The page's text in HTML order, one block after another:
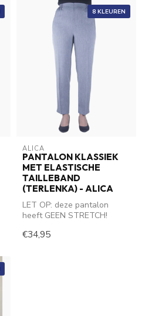
8 KLEUREN
ALICA
PANTALON KLASSIEK
MET ELASTISCHE
TAILLEBAND
(TERLENKA) - ALICA
LET OP: deze pantalon
heeft GEEN STRETCH!
maat grote...
€34,95